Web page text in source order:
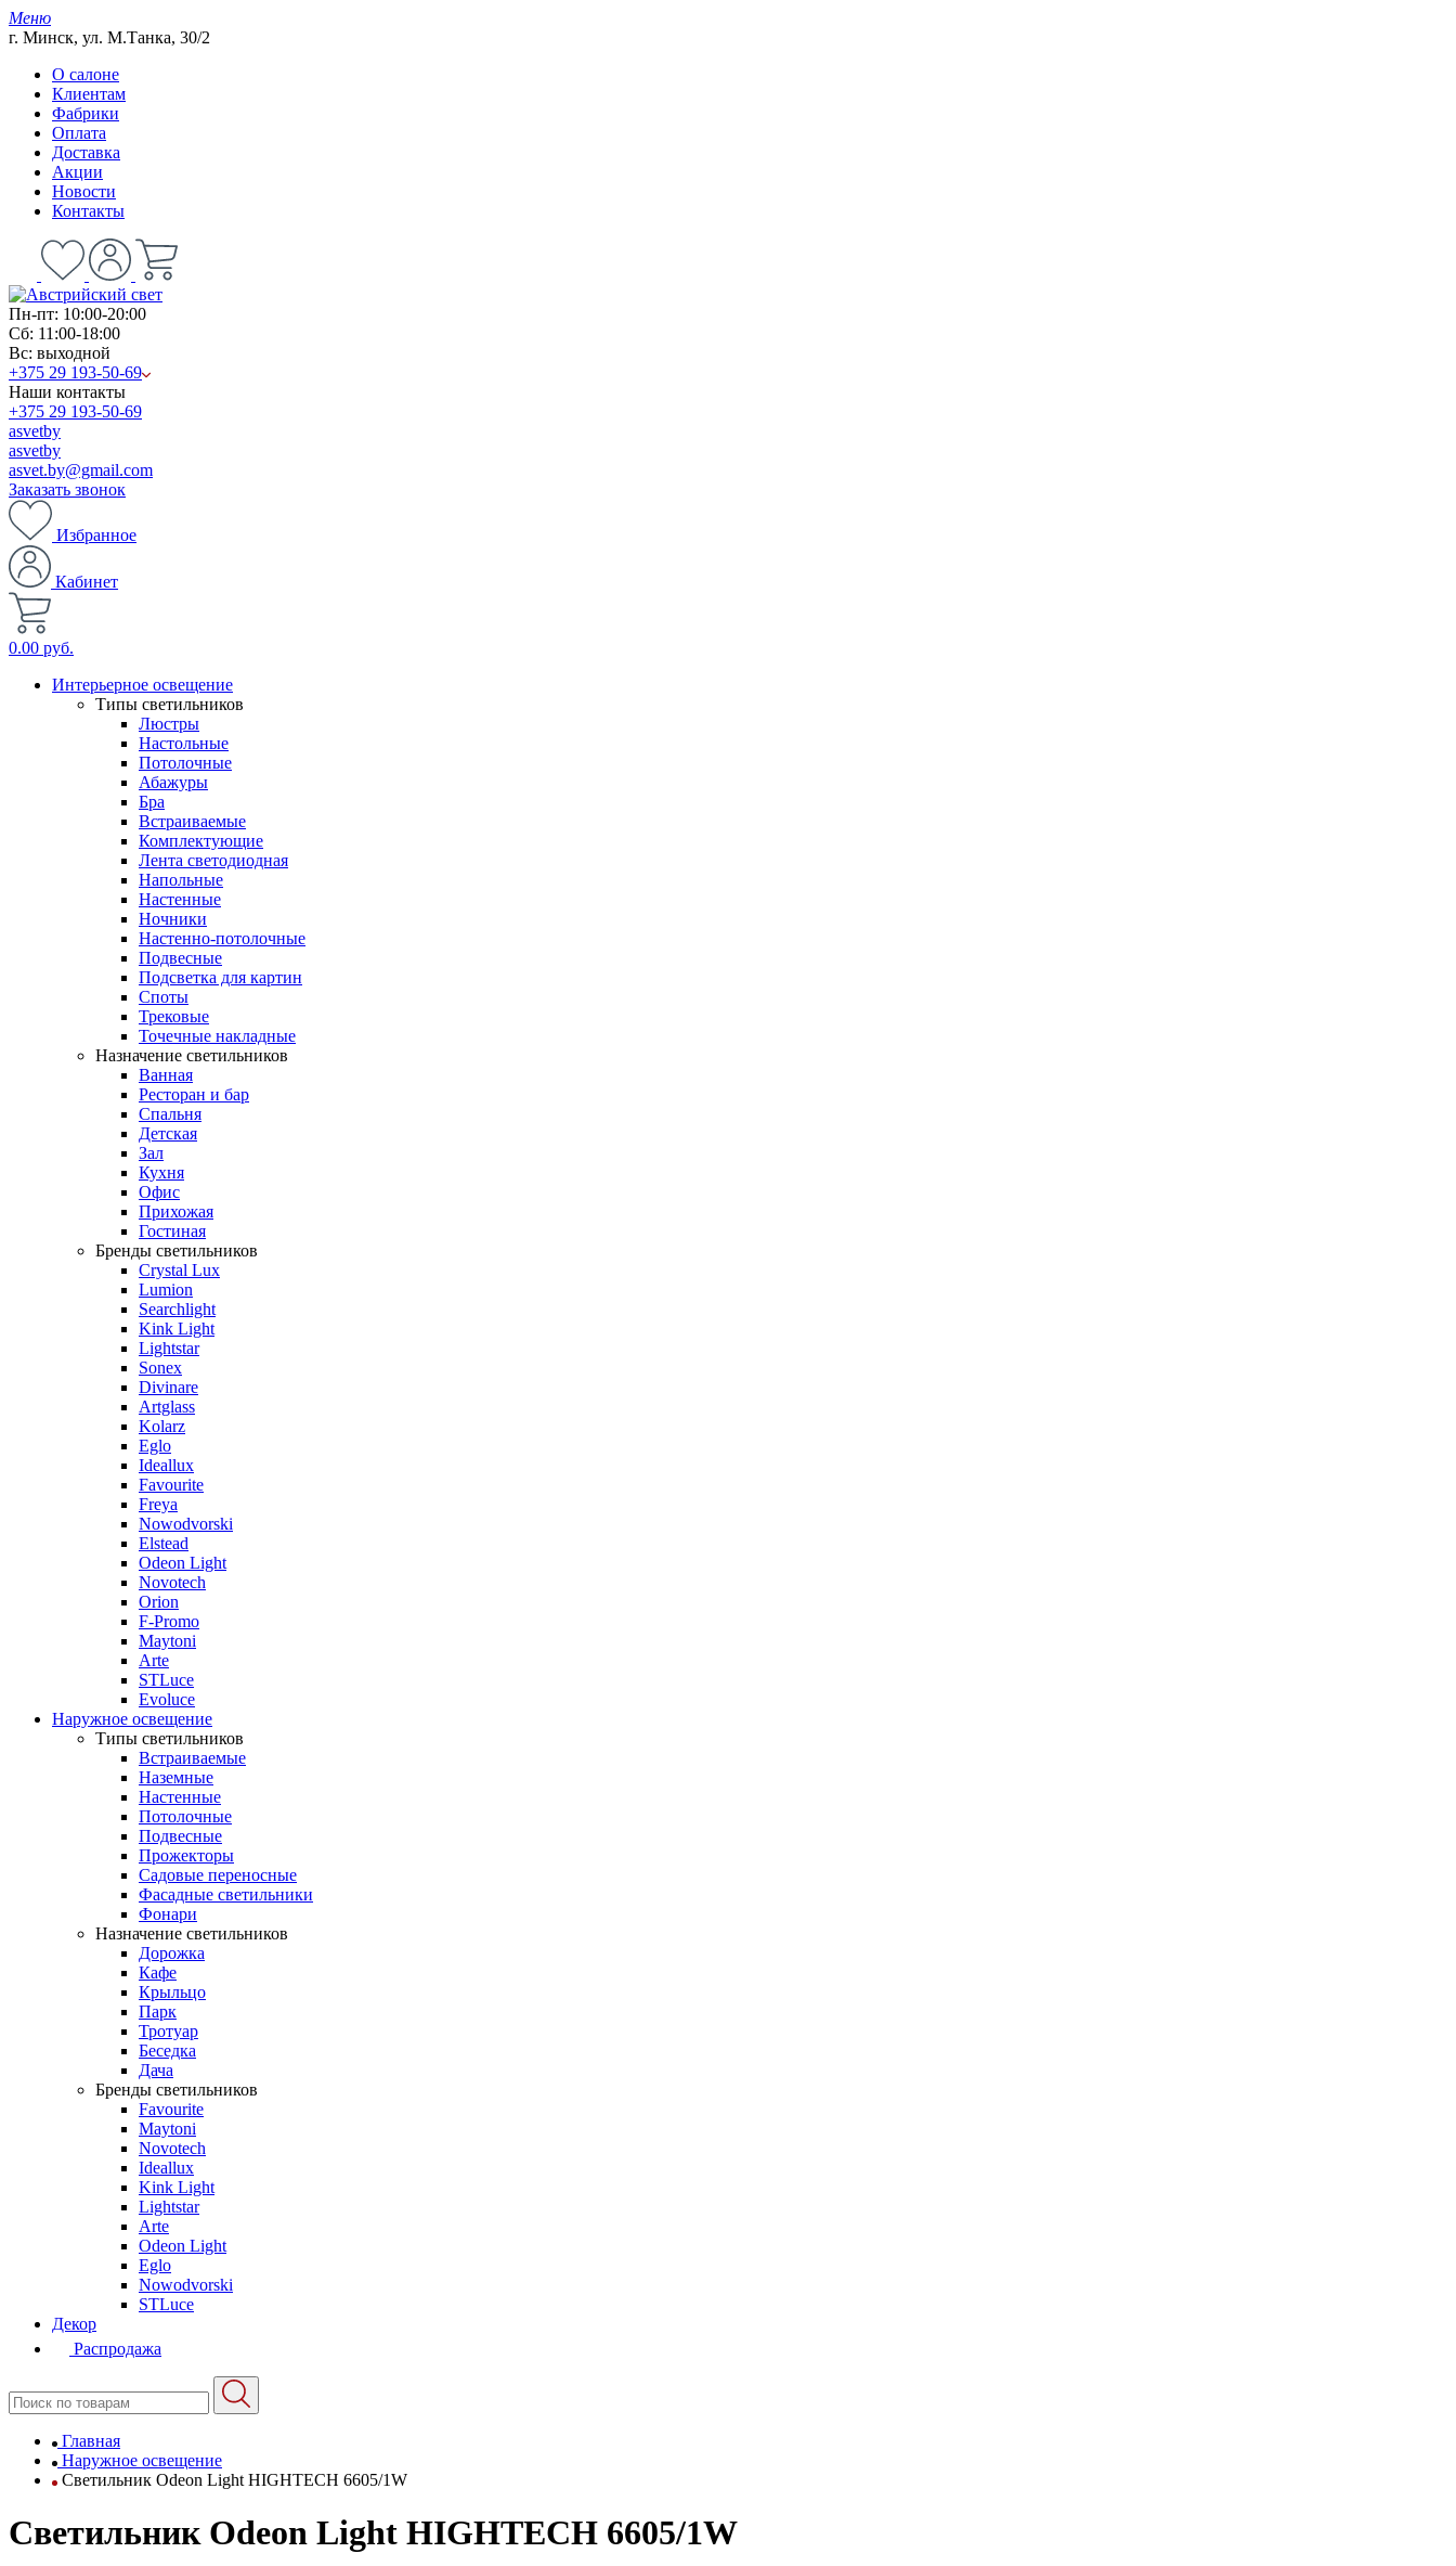
Меню
г. Минск, ул. М.Танка, 30/2
О салоне
Клиентам
Фабрики
Оплата
Доставка
Акции
Новости
Контакты
Пн-пт: 10:00-20:00
Сб: 11:00-18:00
Вс: выходной
+375 29 193-50-69
Наши контакты
+375 29 193-50-69
asvetby
asvetby
asvet.by@gmail.com
Заказать звонок
Избранное
Кабинет
0.00 руб.
Интерьерное освещение
Типы светильников
Люстры
Настольные
Потолочные
Абажуры
Бра
Встраиваемые
Комплектующие
Лента светодиодная
Напольные
Настенные
Ночники
Настенно-потолочные
Подвесные
Подсветка для картин
Споты
Трековые
Точечные накладные
Назначение светильников
Ванная
Ресторан и бар
Спальня
Детская
Зал
Кухня
Офис
Прихожая
Гостиная
Бренды светильников
Crystal Lux
Lumion
Searchlight
Kink Light
Lightstar
Sonex
Divinare
Artglass
Kolarz
Eglo
Ideallux
Favourite
Freya
Nowodvorski
Elstead
Odeon Light
Novotech
Orion
F-Promo
Maytoni
Arte
STLuce
Evoluce
Наружное освещение
Типы светильников
Встраиваемые
Наземные
Настенные
Потолочные
Подвесные
Прожекторы
Садовые переносные
Фасадные светильники
Фонари
Назначение светильников
Дорожка
Кафе
Крыльцо
Парк
Тротуар
Беседка
Дача
Бренды светильников
Favourite
Maytoni
Novotech
Ideallux
Kink Light
Lightstar
Arte
Odeon Light
Eglo
Nowodvorski
STLuce
Декор
Распродажа
Главная
Наружное освещение
Светильник Odeon Light HIGHTECH 6605/1W
Светильник Odeon Light HIGHTECH 6605/1W